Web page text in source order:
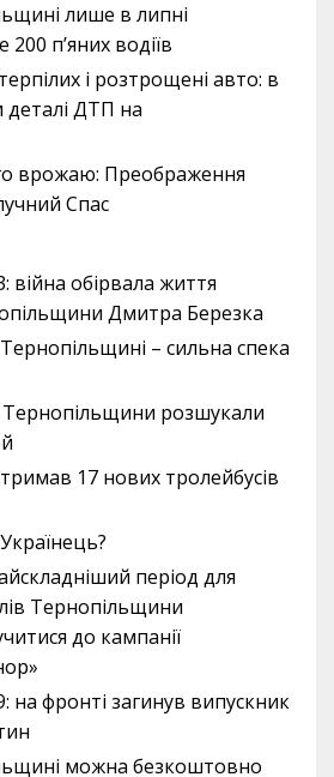
лише в липні
п’яних водіїв
і розтрощені авто: в
деталі ДТП на
врожаю: Преображення
Спас
війна обірвала життя
Дмитра Березка
– сильна спека
Тернопільщини розшукали
17 нових тролейбусів
період для
Тернопільщини
до кампанії
на фронті загинув випускник
можна безкоштовно